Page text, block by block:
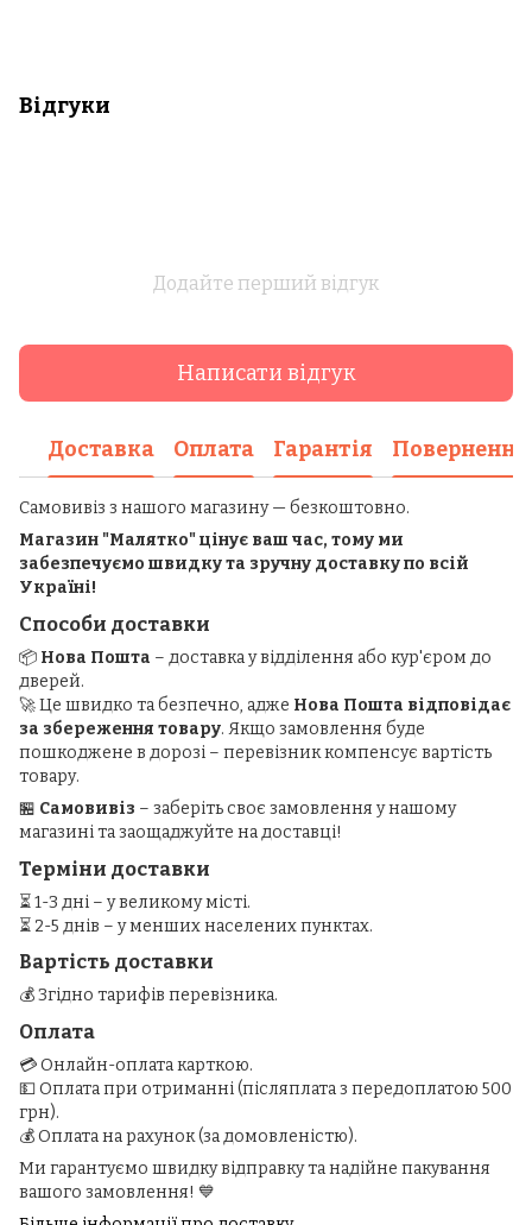
Відгуки
Додайте перший відгук
Написати відгук
Доставка Оплата Гарантія Повернення
Самовивіз з нашого магазину — безкоштовно.
Магазин "Малятко" цінує ваш час, тому ми
забезпечуємо швидку та зручну доставку по всій
Україні!
Способи доставки
📦 Нова Пошта – доставка у відділення або кур'єром до
дверей.
🚀 Це швидко та безпечно, адже Нова Пошта відповідає
за збереження товару. Якщо замовлення буде
пошкоджене в дорозі – перевізник компенсує вартість
товару.
🏪 Самовивіз – заберіть своє замовлення у нашому
магазині та заощаджуйте на доставці!
Терміни доставки
⏳ 1-3 дні – у великому місті.
⏳ 2-5 днів – у менших населених пунктах.
Вартість доставки
💰 Згідно тарифів перевізника.
Оплата
💳 Онлайн-оплата карткою.
💵 Оплата при отриманні (післяплата з передоплатою 500
грн).
💰 Оплата на рахунок (за домовленістю).
Ми гарантуємо швидку відправку та надійне пакування
вашого замовлення! 💙